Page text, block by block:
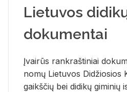
Lietuvos
dokumentai
Įvai­rūs rank­raš­ti­niai
no­mų Lie­tu­vos Di­džio­sios
gaikš­čių bei di­di­kų gi­mi­nių